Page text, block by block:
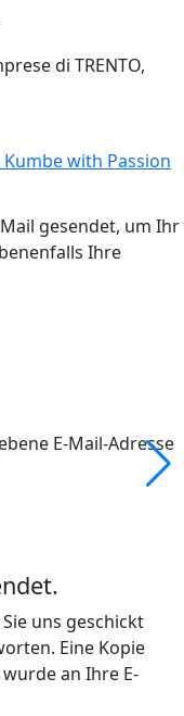
di TRENTO,
Kumbewith Passion
gesendet, um Ihr
Ihre
E-Mail-Adresse
uns geschickt
Eine Kopie
an Ihre E-